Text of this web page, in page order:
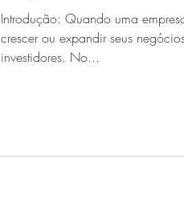
Introdução: Quando uma
crescer ou expandir seus
investidores. No...